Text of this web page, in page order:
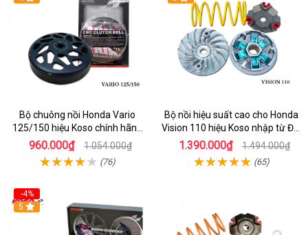
Bộ chuông nồi Honda Vario
125/150 hiệu Koso chính hãng
Đài Loan
960.000₫ 1.054.000₫
(76)
Bộ nồi hiệu suất cao cho Honda
Vision 110 hiệu Koso nhập từ Đài
Loan
1.390.000₫ 1.494.000₫
(65)
-4%
5